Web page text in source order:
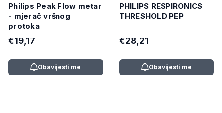
Philips Peak Flow metar
- mjerač vršnog
protoka
€19,17
Obavijesti me
PHILIPS RESPIRONICS
THRESHOLD PEP
€28,21
Obavijesti me